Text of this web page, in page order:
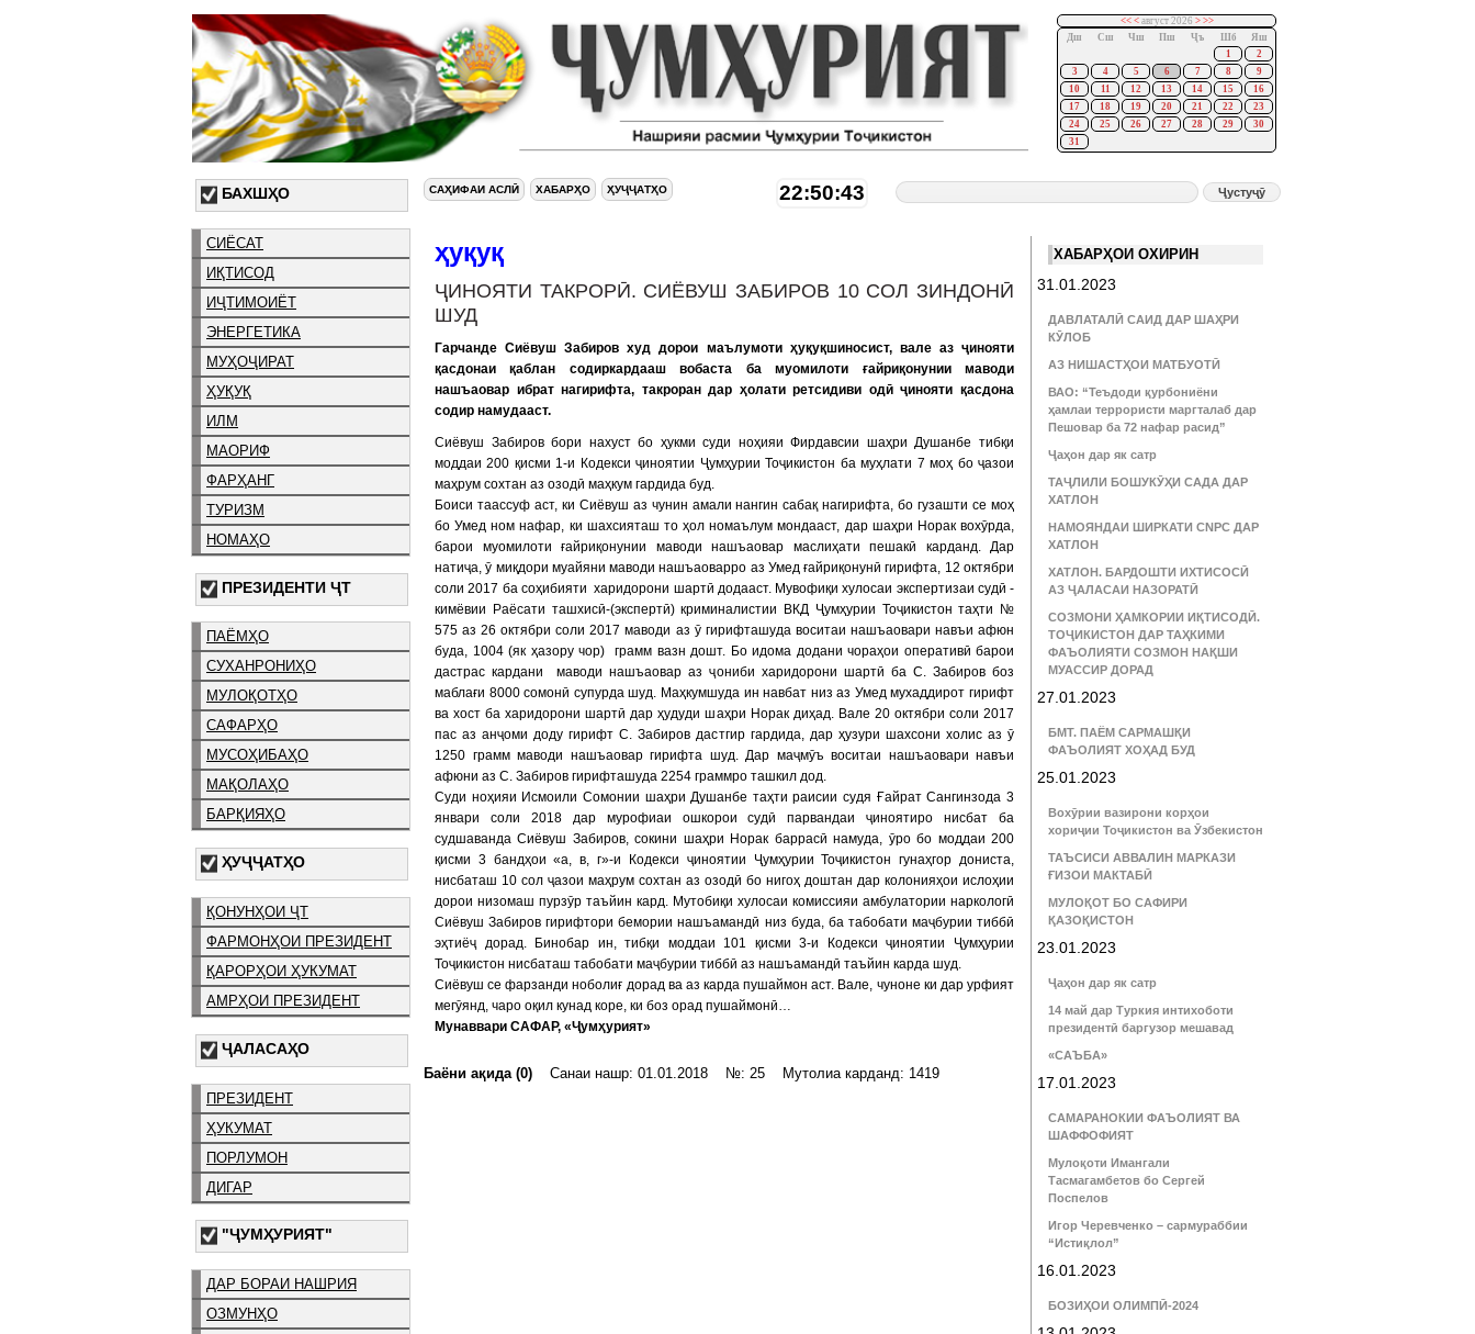
<< <август 2026 > >>
Дш
Сш Чш Пш Ҷъ Шб
Яш
1
2
3
4 5 6 7 8
9
10
11 12 13 14 15
16
17
18 19 20 21 22
23
24
25 26 27 28 29
30
31
БАХШҲО
СИЁСАТ
ИҚТИСОД
ИҶТИМОИЁТ
ЭНЕРГЕТИКА
МУҲОҶИРАТ
ҲУҚУҚ
ИЛМ
МАОРИФ
ФАРҲАНГ
ТУРИЗМ
НОМАҲО
ПРЕЗИДЕНТИ ҶТ
ПАЁМҲО
СУХАНРОНИҲО
МУЛОҚОТҲО
САФАРҲО
МУСОҲИБАҲО
МАҚОЛАҲО
БАРҚИЯҲО
ҲУҶҶАТҲО
ҚОНУНҲОИ ҶТ
ФАРМОНҲОИ ПРЕЗИДЕНТ
ҚАРОРҲОИ ҲУКУМАТ
АМРҲОИ ПРЕЗИДЕНТ
ҶАЛАСАҲО
ПРЕЗИДЕНТ
ҲУКУМАТ
ПОРЛУМОН
ДИГАР
"ҶУМҲУРИЯТ"
ДАР БОРАИ НАШРИЯ
ОЗМУНҲО
САҲИФАИ АСЛӢ ХАБАРҲО ҲУҶҶАТҲО 22:50:43
ҳуқуқ
ҶИНОЯТИ ТАКРОРӢ. СИЁВУШ ЗАБИРОВ 10 СОЛ ЗИНДОНӢ
ШУД
Гарчанде Сиёвуш Забиров худ дорои маълумоти ҳуқуқшиносист, вале аз ҷинояти
қасдонаи қаблан содиркардааш вобаста ба муомилоти ғайриқонунии маводи
нашъаовар ибрат нагирифта, такроран дар ҳолати ретсидиви одӣ ҷинояти қасдона
содир намудааст.
Сиёвуш Забиров бори нахуст бо ҳукми суди ноҳияи Фирдавсии шаҳри Душанбе тибқи
моддаи 200 қисми 1-и Кодекси ҷиноятии Ҷумҳурии Тоҷикистон ба муҳлати 7 моҳ бо ҷазои
маҳрум сохтан аз озодӣ маҳкум гардида буд.
Боиси таассуф аст, ки Сиёвуш аз чунин амали нангин сабақ нагирифта, бо гузашти се моҳ
бо Умед ном нафар, ки шахсияташ то ҳол номаълум мондааст, дар шаҳри Норак вохӯрда,
барои муомилоти ғайриқонунии маводи нашъаовар маслиҳати пешакӣ карданд. Дар
натиҷа, ӯ миқдори муайяни маводи нашъаоварро аз Умед ғайриқонунӣ гирифта, 12 октябри
соли 2017 ба соҳибияти харидорони шартӣ додааст. Мувофиқи хулосаи экспертизаи судӣ -
кимёвии Раёсати ташхисӣ-(экспертӣ) криминалистии ВКД Ҷумҳурии Тоҷикистон таҳти №
575 аз 26 октябри соли 2017 маводи аз ӯ гирифташуда воситаи нашъаовари навъи афюн
буда, 1004 (як ҳазору чор) грамм вазн дошт. Бо идома додани чораҳои оперативӣ барои
дастрас кардани маводи нашъаовар аз ҷониби харидорони шартӣ ба С. Забиров боз
маблағи 8000 сомонӣ супурда шуд. Маҳкумшуда ин навбат низ аз Умед мухаддирот гирифт
ва хост ба харидорони шартӣ дар ҳудуди шаҳри Норак диҳад. Вале 20 октябри соли 2017
пас аз анҷоми доду гирифт С. Забиров дастгир гардида, дар ҳузури шахсони холис аз ӯ
1250 грамм маводи нашъаовар гирифта шуд. Дар маҷмӯъ воситаи нашъаовари навъи
афюни аз С. Забиров гирифташуда 2254 граммро ташкил дод.
Суди ноҳияи Исмоили Сомонии шаҳри Душанбе таҳти раисии судя Ғайрат Сангинзода 3
январи соли 2018 дар мурофиаи ошкорои судӣ парвандаи ҷиноятиро нисбат ба
судшаванда Сиёвуш Забиров, сокини шаҳри Норак баррасӣ намуда, ӯро бо моддаи 200
қисми 3 бандҳои «а, в, г»-и Кодекси ҷиноятии Ҷумҳурии Тоҷикистон гунаҳгор дониста,
нисбаташ 10 сол ҷазои маҳрум сохтан аз озодӣ бо нигоҳ доштан дар колонияҳои ислоҳии
дорои низомаш пурзӯр таъйин кард. Мутобиқи хулосаи комиссияи амбулатории наркологӣ
Сиёвуш Забиров гирифтори бемории нашъамандӣ низ буда, ба табобати маҷбурии тиббӣ
эҳтиёҷ дорад. Бинобар ин, тибқи моддаи 101 қисми 3-и Кодекси ҷиноятии Ҷумҳурии
Тоҷикистон нисбаташ табобати маҷбурии тиббӣ аз нашъамандӣ таъйин карда шуд.
Сиёвуш се фарзанди ноболиғ дорад ва аз карда пушаймон аст. Вале, чуноне ки дар урфият
мегӯянд, чаро оқил кунад коре, ки боз орад пушаймонӣ…
Мунаввари САФАР, «Ҷумҳурият»
Баёни ақида (0) Санаи нашр: 01.01.2018 №: 25 Мутолиа карданд: 1419
ХАБАРҲОИ ОХИРИН
31.01.2023
ДАВЛАТАЛӢ САИД ДАР ШАҲРИ
КӮЛОБ
АЗ НИШАСТҲОИ МАТБУОТӢ
ВАО: “Теъдоди қурбониёни
ҳамлаи террористи маргталаб дар
Пешовар ба 72 нафар расид”
Ҷаҳон дар як сатр
ТАҶЛИЛИ БОШУКӮҲИ САДА ДАР
ХАТЛОН
НАМОЯНДАИ ШИРКАТИ CNPC ДАР
ХАТЛОН
ХАТЛОН. БАРДОШТИ ИХТИСОСӢ
АЗ ҶАЛАСАИ НАЗОРАТӢ
СОЗМОНИ ҲАМКОРИИ ИҚТИСОДӢ.
ТОҶИКИСТОН ДАР ТАҲКИМИ
ФАЪОЛИЯТИ СОЗМОН НАҚШИ
МУАССИР ДОРАД
27.01.2023
БМТ. ПАЁМ САРМАШҚИ
ФАЪОЛИЯТ ХОҲАД БУД
25.01.2023
Вохӯрии вазирони корҳои
хориҷии Тоҷикистон ва Ӯзбекистон
ТАЪСИСИ АВВАЛИН МАРКАЗИ
ҒИЗОИ МАКТАБӢ
МУЛОҚОТ БО САФИРИ
ҚАЗОҚИСТОН
23.01.2023
Ҷаҳон дар як сатр
14 май дар Туркия интихоботи
президентӣ баргузор мешавад
«САЪБА»
17.01.2023
САМАРАНОКИИ ФАЪОЛИЯТ ВА
ШАФФОФИЯТ
Мулоқоти Имангали
Тасмагамбетов бо Сергей
Поспелов
Игор Черевченко – сармураббии
“Истиқлол”
16.01.2023
БОЗИҲОИ ОЛИМПӢ-2024